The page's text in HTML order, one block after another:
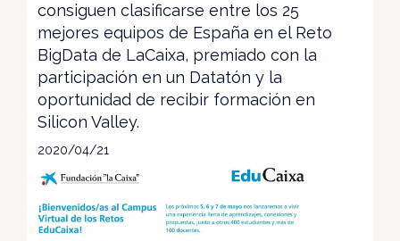
consiguen clasificarse entre los 25
mejores equipos de España en el Reto
BigData de LaCaixa, premiado con la
participación en un Datatón y la
oportunidad de recibir formación en
Silicon Valley.
2020/04/21